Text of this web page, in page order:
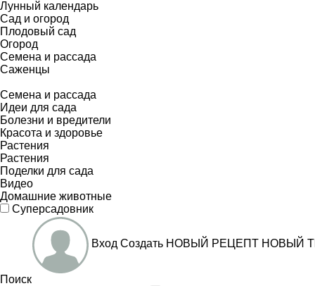
Лунный календарь
Сад и огород
Плодовый сад
Огород
Семена и рассада
Саженцы
Семена и рассада
Идеи для сада
Болезни и вредители
Красота и здоровье
Растения
Растения
Поделки для сада
Видео
Домашние животные
Суперсадовник
Вход Создать НОВЫЙ РЕЦЕПТ НОВЫЙ
Поиск